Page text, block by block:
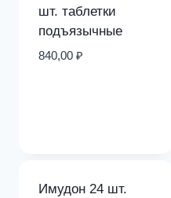
шт. таблетки
подъязычные
840,00 ₽
Имудон 24 шт.